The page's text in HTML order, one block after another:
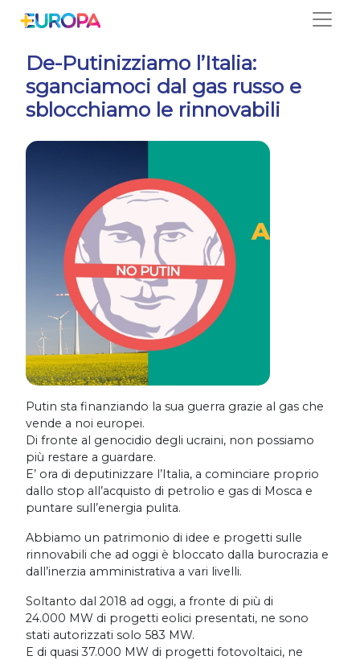
De-Putinizziamo l’Italia:
sganciamoci dal gas russo e
sblocchiamo le rinnovabili
Putin sta finanziando la sua guerra grazie al gas che
vende a noi europei.
Di fronte al genocidio degli ucraini, non possiamo
più restare a guardare.
E’ ora di deputinizzare l’Italia, a cominciare proprio
dallo stop all’acquisto di petrolio e gas di Mosca e
puntare sull’energia pulita.
Abbiamo un patrimonio di idee e progetti sulle
rinnovabili che ad oggi è bloccato dalla burocrazia e
dall’inerzia amministrativa a vari livelli.
Soltanto dal 2018 ad oggi, a fronte di più di
24.000 MW di progetti eolici presentati, ne sono
stati autorizzati solo 583 MW.
E di quasi 37.000 MW di progetti fotovoltaici, ne